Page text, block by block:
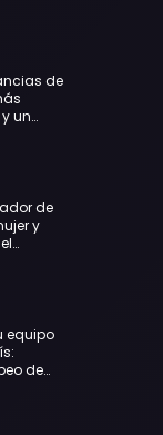
de
un
horas
de
y
equipo
de
ocho